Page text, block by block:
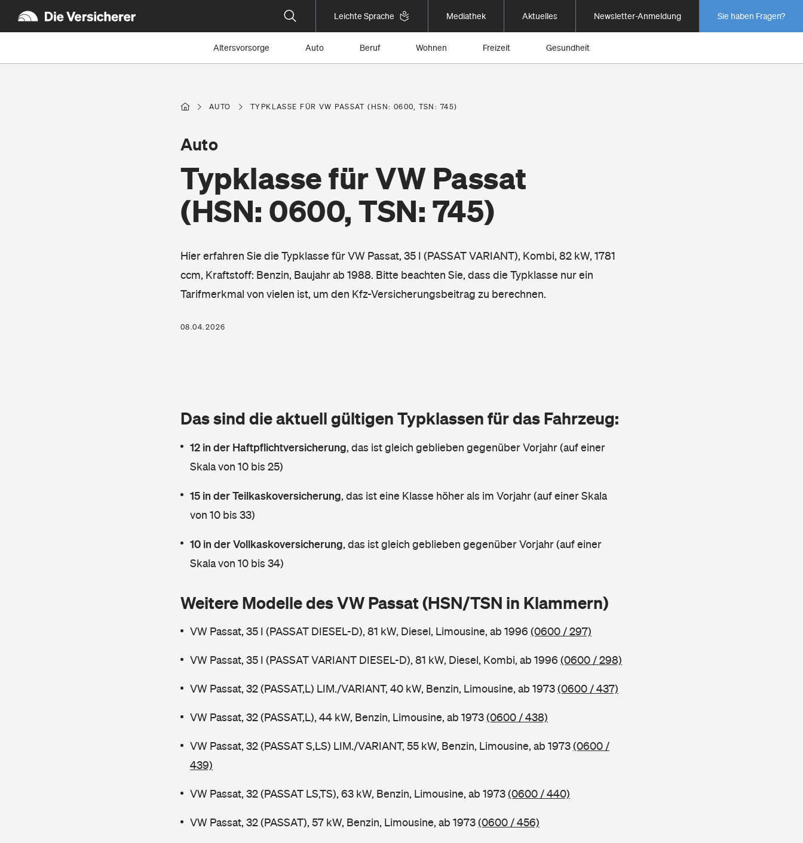
Leichte Sprache Mediathek Aktuelles Newsletter-Anmeldung Sie haben Fragen?
Altersvorsorge Auto Beruf Wohnen Freizeit Gesundheit
AUTO TYPKLASSE FÜR VW PASSAT (HSN: 0600, TSN: 745)
Typklasse für VW Passat
(HSN: 0600, TSN: 745)
Auto
Hier erfahren Sie die Typklasse für VW Passat, 35 I (PASSAT VARIANT), Kombi, 82 kW, 1781
ccm, Kraftstoff: Benzin, Baujahr ab 1988. Bitte beachten Sie, dass die Typklasse nur ein
Tarifmerkmal von vielen ist, um den Kfz-Versicherungsbeitrag zu berechnen.
08.04.2026
Das sind die aktuell gültigen Typklassen für das Fahrzeug:
12 in der Haftpflichtversicherung, das ist gleich geblieben gegenüber Vorjahr (auf einer
Skala von 10 bis 25)
15 in der Teilkaskoversicherung, das ist eine Klasse höher als im Vorjahr (auf einer Skala
von 10 bis 33)
10 in der Vollkaskoversicherung, das ist gleich geblieben gegenüber Vorjahr (auf einer
Skala von 10 bis 34)
Weitere Modelle des VW Passat (HSN/TSN in Klammern)
VW Passat, 35 I (PASSAT DIESEL-D), 81 kW, Diesel, Limousine, ab 1996 (0600 / 297)
VW Passat, 35 I (PASSAT VARIANT DIESEL-D), 81 kW, Diesel, Kombi, ab 1996 (0600 / 298)
VW Passat, 32 (PASSAT,L) LIM./VARIANT, 40 kW, Benzin, Limousine, ab 1973(0600 / 437)
VW Passat, 32 (PASSAT,L), 44 kW, Benzin, Limousine, ab 1973(0600 / 438)
VW Passat, 32 (PASSAT S,LS) LIM./VARIANT, 55 kW, Benzin, Limousine, ab 1973(0600 /
439)
VW Passat, 32 (PASSAT LS,TS), 63 kW, Benzin, Limousine, ab 1973(0600 / 440)
VW Passat, 32 (PASSAT), 57 kW, Benzin, Limousine, ab 1973(0600 / 456)